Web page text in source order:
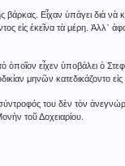
βάρκας. Εἶχαν ὑπάγει διὰ
εἰς ἐκεῖνα τὰ μέρη. Ἀλλ᾿
ὁποῖον εἶχεν ὑποβάλει ὁ
μηνῶν κατεδικάζοντο
του δὲν τὸν
τοῦ Δοχειαρίου.